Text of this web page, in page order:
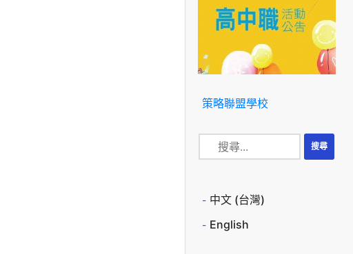
策略聯盟學校
中文 (台灣)
English